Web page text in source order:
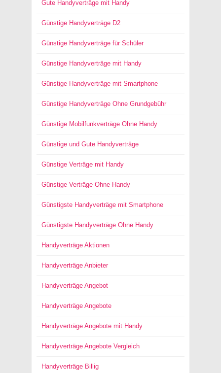
Gute Handyverträge mit Handy
Günstige Handyverträge D2
Günstige Handyverträge für Schüler
Günstige Handyverträge mit Handy
Günstige Handyverträge mit Smartphone
Günstige Handyverträge Ohne Grundgebühr
Günstige Mobilfunkverträge Ohne Handy
Günstige und Gute Handyverträge
Günstige Verträge mit Handy
Günstige Verträge Ohne Handy
Günstigste Handyverträge mit Smartphone
Günstigste Handyverträge Ohne Handy
Handyverträge Aktionen
Handyverträge Anbieter
Handyverträge Angebot
Handyverträge Angebote
Handyverträge Angebote mit Handy
Handyverträge Angebote Vergleich
Handyverträge Billig